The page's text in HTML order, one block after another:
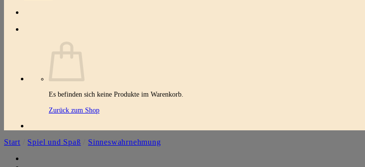
Es befinden sich keine Produkte im Warenkorb.
Zurück zum Shop
Start Spiel und Spaß Sinneswahrnehmung